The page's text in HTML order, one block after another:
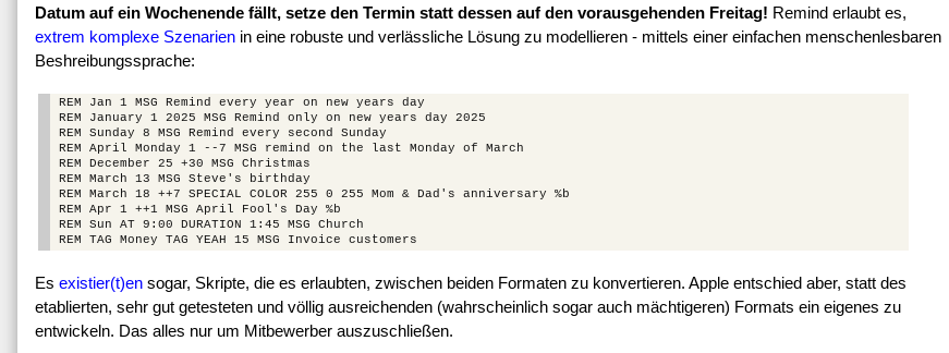
Datum auf ein Wochenende fällt, setze den Termin statt dessen auf den vorausgehenden Freitag! Remind erlaubt es,
extrem komplexe Szenarien in eine robuste und verlässliche Lösung zu modellieren - mittels einer einfachen menschenlesbaren
Beshreibungssprache:
REM Jan 1 MSG Remind every year on new years day
REM January 1 2025 MSG Remind only on new years day 2025
REM Sunday 8 MSG Remind every second Sunday
REM April Monday 1 --7 MSG remind on the last Monday of March
REM December 25 +30 MSG Christmas
REM March 13 MSG Steve's birthday
REM March 18 ++7 SPECIAL COLOR 255 0 255 Mom & Dad's anniversary %b
REM Apr 1 ++1 MSG April Fool's Day %b
REM Sun AT 9:00 DURATION 1:45 MSG Church
Es existier(t)en sogar, Skripte, die es erlaubten, zwischen beiden Formaten zu konvertieren. Apple entschied aber, statt des
etablierten, sehr gut getesteten und völlig ausreichenden (wahrscheinlich sogar auch mächtigeren) Formats ein eigenes zu
entwickeln. Das alles nur um Mitbewerber auszuschließen.